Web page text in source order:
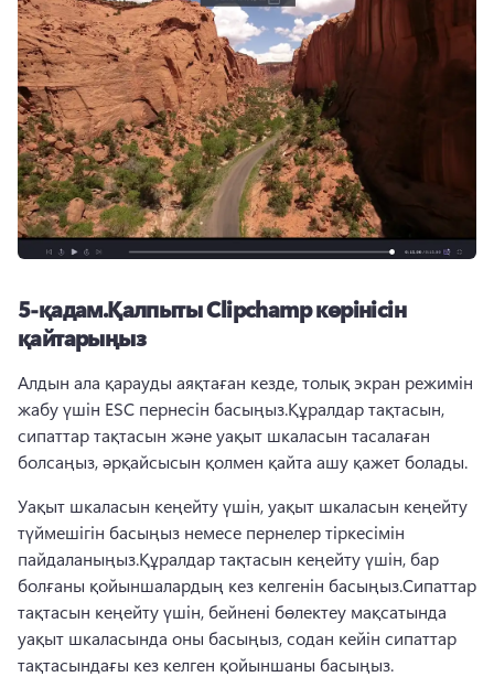
5-қадам.Қалпыты Clipchamp көрінісін
қайтарыңыз
Алдын ала қарауды аяқтаған кезде, толық экран режимін
жабу үшін ESC пернесін басыңыз.Құралдар тақтасын,
сипаттар тақтасын және уақыт шкаласын тасалаған
болсаңыз, әрқайсысын қолмен қайта ашу қажет болады.
Уақыт шкаласын кеңейту үшін, уақыт шкаласын кеңейту
түймешігін басыңыз немесе пернелер тіркесімін
пайдаланыңыз.Құралдар тақтасын кеңейту үшін, бар
болғаны қойыншалардың кез келгенін басыңыз.Сипаттар
тақтасын кеңейту үшін, бейнені бөлектеу мақсатында
уақыт шкаласында оны басыңыз, содан кейін сипаттар
тақтасындағы кез келген қойыншаны басыңыз.